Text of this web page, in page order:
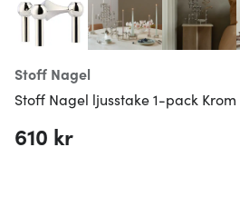
Stoff Nagel
Stoff Nagel ljusstake 1-pack Krom
610 kr